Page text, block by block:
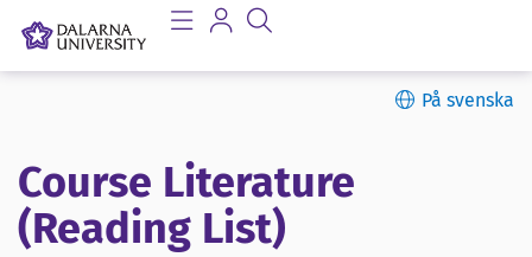
På svenska
Course Literature
(Reading List)